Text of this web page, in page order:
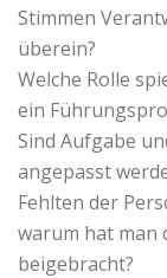
Stimmen
überein?
Welche Rolle
ein
Sind Aufgabe
angepasst
Fehlten der
warum hat man
beigebracht?